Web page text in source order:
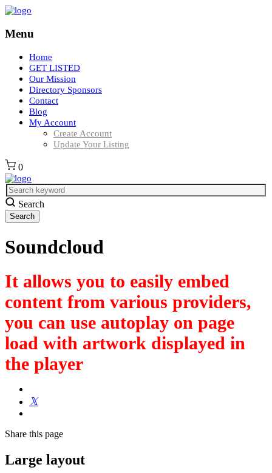
Menu
Home
GET LISTED
Our Mission
Directory Sponsors
Contact
Blog
My Account
Create Account
Update Your Listing
0
Search
Soundcloud
It allows you to easily embed
content from various providers,
you can use autoplay on page
load with artwork displayed in
the player
Share this page
Large layout